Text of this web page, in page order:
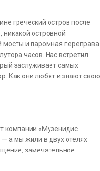
греческий остров после
никакой островной
мосты и паромная переправа.
часов. Нас встретил
заслуживает самых
Как они любят и знают свою
компании «Музенидис
— а мы жили в двух отелях
замечательное